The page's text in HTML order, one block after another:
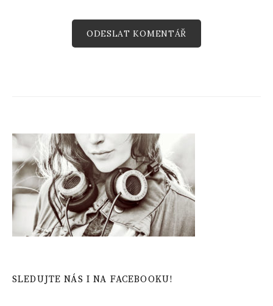
SLEDUJTE NÁS I NA FACEBOOKU!